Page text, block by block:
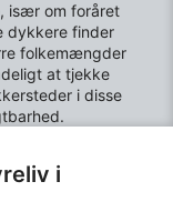
især om foråret
dykkere finder
folkemængder
at tjekke
i disse
i